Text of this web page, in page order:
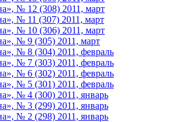
№ 12 (308) 2011, март
№ 11 (307) 2011, март
№ 10 (306) 2011, март
№ 9 (305) 2011, март
№ 8 (304) 2011, февраль
№ 7 (303) 2011, февраль
№ 6 (302) 2011, февраль
№ 5 (301) 2011, февраль
№ 4 (300) 2011, январь
№ 3 (299) 2011, январь
№ 2 (298) 2011, январь